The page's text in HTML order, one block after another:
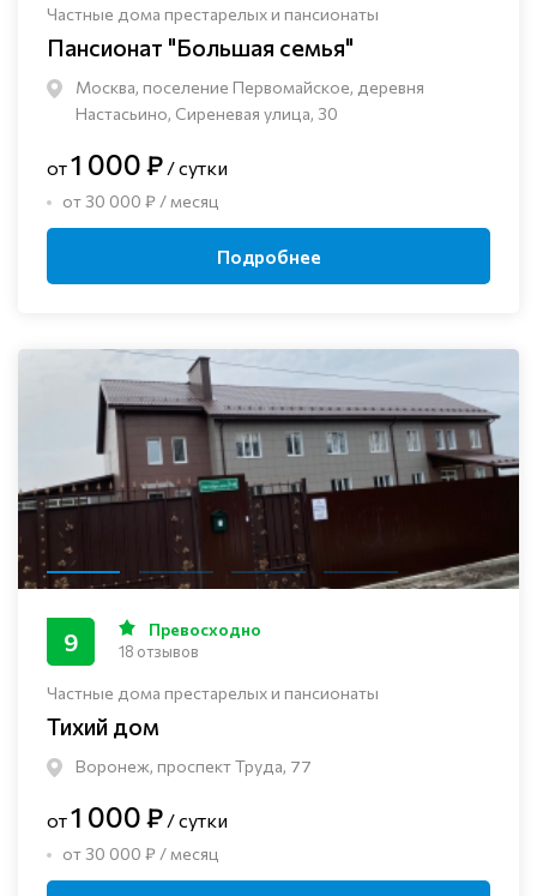
Частные дома престарелых и пансионаты
Пансионат "Большая семья"
Москва, поселение Первомайское, деревня
Настасьино, Сиреневая улица, 30
от1 000 ₽ / сутки
от 30 000 ₽ / месяц
Подробнее
Частные дома престарелых и пансионаты
Тихий дом
Воронеж, проспект Труда, 77
9 Превосходно
18 отзывов
от1 000 ₽ / сутки
от 30 000 ₽ / месяц